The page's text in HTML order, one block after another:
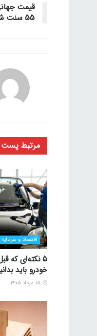
55 سنت شد
مرتبطپست
اقتصاد و سرمایه
5 نکته‌ای که
خودرو باید